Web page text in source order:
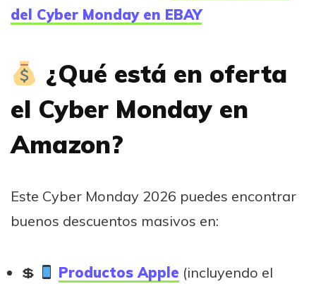
del Cyber Monday en EBAY
¿Qué está en oferta
el Cyber Monday en
Amazon?
Este Cyber Monday 2026 puedes encontrar
buenos descuentos masivos en:
Productos Apple (incluyendo el